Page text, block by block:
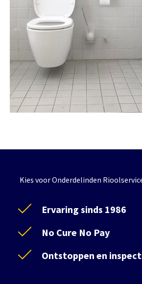
Kies voor Onderdelinden
Ervaring sinds 1986
No Cure No Pay
Ontstoppen en